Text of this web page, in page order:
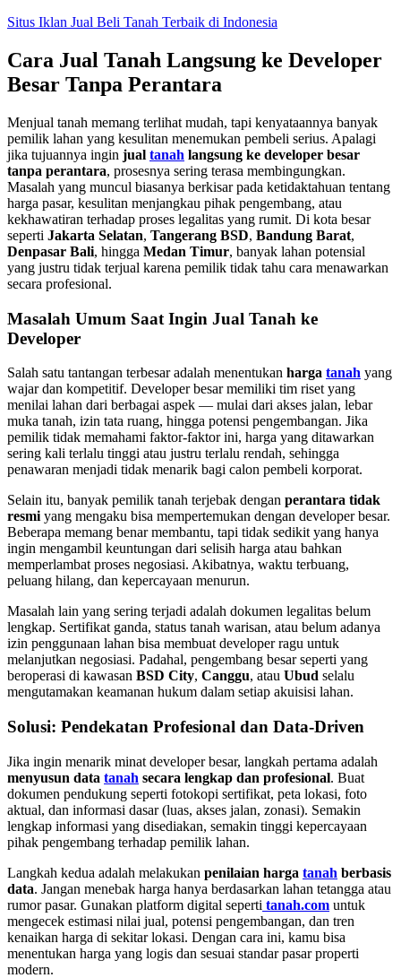
Skip
content
Situs Iklan Jual Beli Tanah Terbaik di Indonesia
Cara Jual Tanah Langsung ke Developer
Besar Tanpa Perantara
Menjual tanah memang terlihat mudah, tapi kenyataannya banyak
pemilik lahan yang kesulitan menemukan pembeli serius. Apalagi
jika tujuannya ingin jual tanah langsung ke developer besar
tanpa perantara, prosesnya sering terasa membingungkan.
Masalah yang muncul biasanya berkisar pada ketidaktahuan tentang
harga pasar, kesulitan menjangkau pihak pengembang, atau
kekhawatiran terhadap proses legalitas yang rumit. Di kota besar
seperti Jakarta Selatan, Tangerang BSD, Bandung Barat,
Denpasar Bali, hingga Medan Timur, banyak lahan potensial
yang justru tidak terjual karena pemilik tidak tahu cara menawarkan
secara profesional.
Masalah Umum Saat Ingin Jual Tanah ke
Developer
Salah satu tantangan terbesar adalah menentukan harga tanah yang
wajar dan kompetitif. Developer besar memiliki tim riset yang
menilai lahan dari berbagai aspek — mulai dari akses jalan, lebar
muka tanah, izin tata ruang, hingga potensi pengembangan. Jika
pemilik tidak memahami faktor-faktor ini, harga yang ditawarkan
sering kali terlalu tinggi atau justru terlalu rendah, sehingga
penawaran menjadi tidak menarik bagi calon pembeli korporat.
Selain itu, banyak pemilik tanah terjebak dengan perantara tidak
resmi yang mengaku bisa mempertemukan dengan developer besar.
Beberapa memang benar membantu, tapi tidak sedikit yang hanya
ingin mengambil keuntungan dari selisih harga atau bahkan
memperlambat proses negosiasi. Akibatnya, waktu terbuang,
peluang hilang, dan kepercayaan menurun.
Masalah lain yang sering terjadi adalah dokumen legalitas belum
lengkap. Sertifikat ganda, status tanah warisan, atau belum adanya
izin penggunaan lahan bisa membuat developer ragu untuk
melanjutkan negosiasi. Padahal, pengembang besar seperti yang
beroperasi di kawasan BSD City, Canggu, atau Ubud selalu
mengutamakan keamanan hukum dalam setiap akuisisi lahan.
Solusi: Pendekatan Profesional dan Data-Driven
Jika ingin menarik minat developer besar, langkah pertama adalah
menyusun data tanah secara lengkap dan profesional. Buat
dokumen pendukung seperti fotokopi sertifikat, peta lokasi, foto
aktual, dan informasi dasar (luas, akses jalan, zonasi). Semakin
lengkap informasi yang disediakan, semakin tinggi kepercayaan
pihak pengembang terhadap pemilik lahan.
Langkah kedua adalah melakukan penilaian harga tanah berbasis
data. Jangan menebak harga hanya berdasarkan lahan tetangga atau
rumor pasar. Gunakan platform digital seperti tanah.com untuk
mengecek estimasi nilai jual, potensi pengembangan, dan tren
kenaikan harga di sekitar lokasi. Dengan cara ini, kamu bisa
menentukan harga yang logis dan sesuai standar pasar properti
modern.